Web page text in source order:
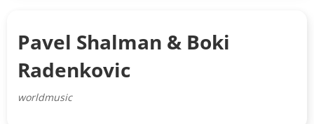
Pavel Shalman & Boki
Radenkovic
worldmusic